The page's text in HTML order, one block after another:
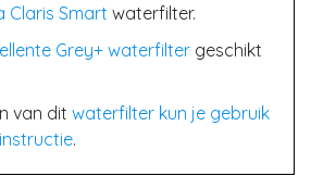
Claris Smart waterfilter.
Grey+ waterfilter geschikt
van dit waterfilter kun je gebruik
.